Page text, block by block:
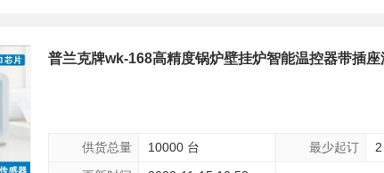
普兰克牌wk-168高精度锅炉壁挂炉智能温控器带插座
供货总量 10000 台 最少起订